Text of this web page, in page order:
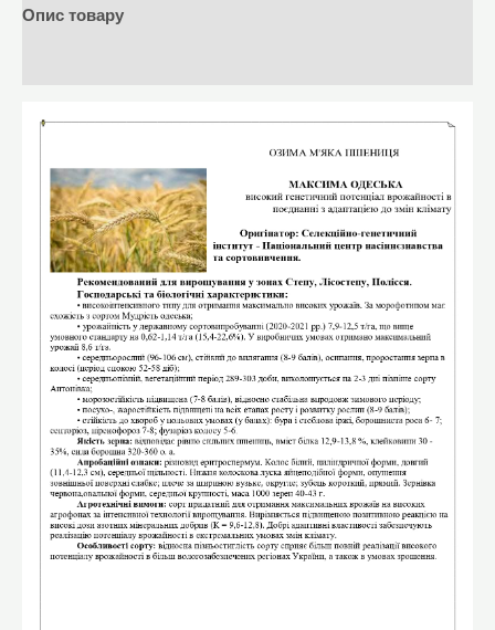
Опис товару